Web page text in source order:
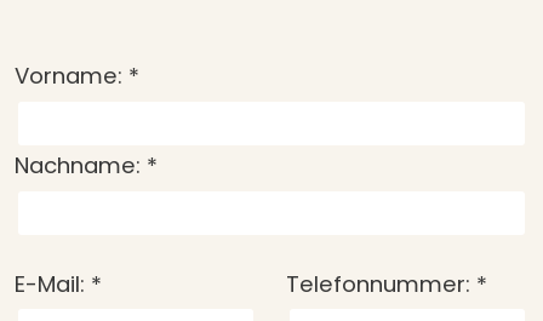
Vorname: *
Nachname: *
E-Mail: * Telefonnummer: *